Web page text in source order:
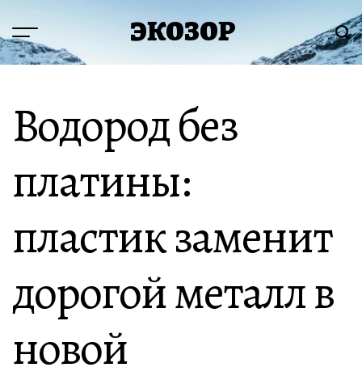
содержимому
Меню ЭКОЗОР
Водород без
платины:
пластик заменит
дорогой металл в
новой